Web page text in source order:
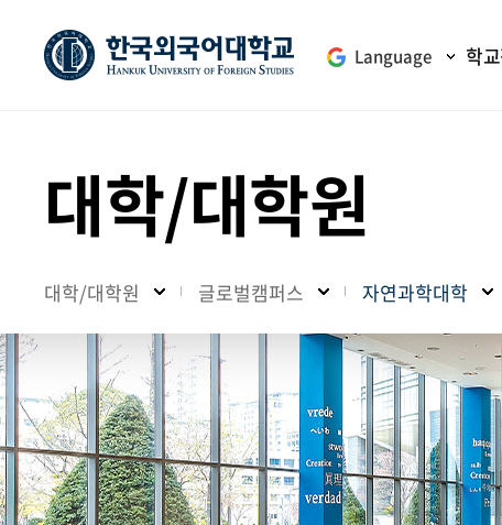
Language 학
대학/대학원
대학/대학원 글로벌캠퍼스 자연과학대학